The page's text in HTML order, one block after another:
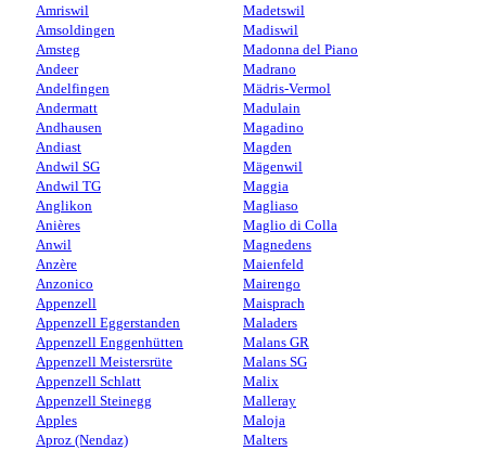
Amriswil
Amsoldingen
Amsteg
Andeer
Andelfingen
Andermatt
Andhausen
Andiast
Andwil SG
Andwil TG
Anglikon
Anières
Anwil
Anzère
Anzonico
Appenzell
Appenzell Eggerstanden
Appenzell Enggenhütten
Appenzell Meistersrüte
Appenzell Schlatt
Appenzell Steinegg
Apples
Aproz (Nendaz)
Madetswil
Madiswil
Madonna del Piano
Madrano
Mädris-Vermol
Madulain
Magadino
Magden
Mägenwil
Maggia
Magliaso
Maglio di Colla
Magnedens
Maienfeld
Mairengo
Maisprach
Maladers
Malans GR
Malans SG
Malix
Malleray
Maloja
Malters